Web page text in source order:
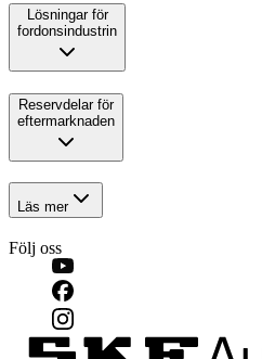
Lösningar för
fordonsindustrin
Reservdelar för
eftermarknaden
Läs mer
Följ oss